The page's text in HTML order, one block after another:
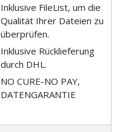
Inklusive FileList, um die
Qualität Ihrer Dateien zu
überprüfen.
Inklusive Rücklieferung
durch DHL.
NO CURE-NO PAY,
DATENGARANTIE